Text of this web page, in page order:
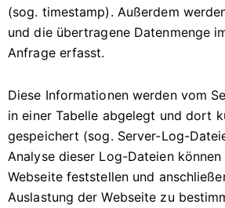
(sog. timestamp). Außerdem
und die übertragene Datenmenge
Anfrage erfasst.
Diese Informationen werden vom
in einer Tabelle abgelegt und dort
gespeichert (sog. Server-Log-
Analyse dieser Log-Dateien
Webseite feststellen und
Auslastung der Webseite zu